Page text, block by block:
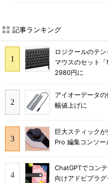
記事ランキング
ロジクールのテ
マウスのセット
2980円に
アイオーデータ
幅値上げに
巨大スティック
Pro 編集コンソー
ChatGPTでコン
向けアドビプラ